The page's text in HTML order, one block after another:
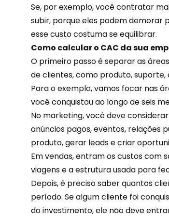
Se, por exemplo, você contratar
subir, porque eles podem demorar
esse custo costuma se equilibrar.
Como calcular o CAC da sua
O primeiro passo é separar as
de clientes, como produto,
Para o exemplo, vamos focar nas
você conquistou ao longo de seis
No marketing, você deve
anúncios pagos, eventos, relações
produto,gerar leadse criar
Em vendas, entram os custos com
viagens e a estrutura usada para
Depois, é preciso saber quantos
período. Se algum cliente foi
do investimento, ele não deve